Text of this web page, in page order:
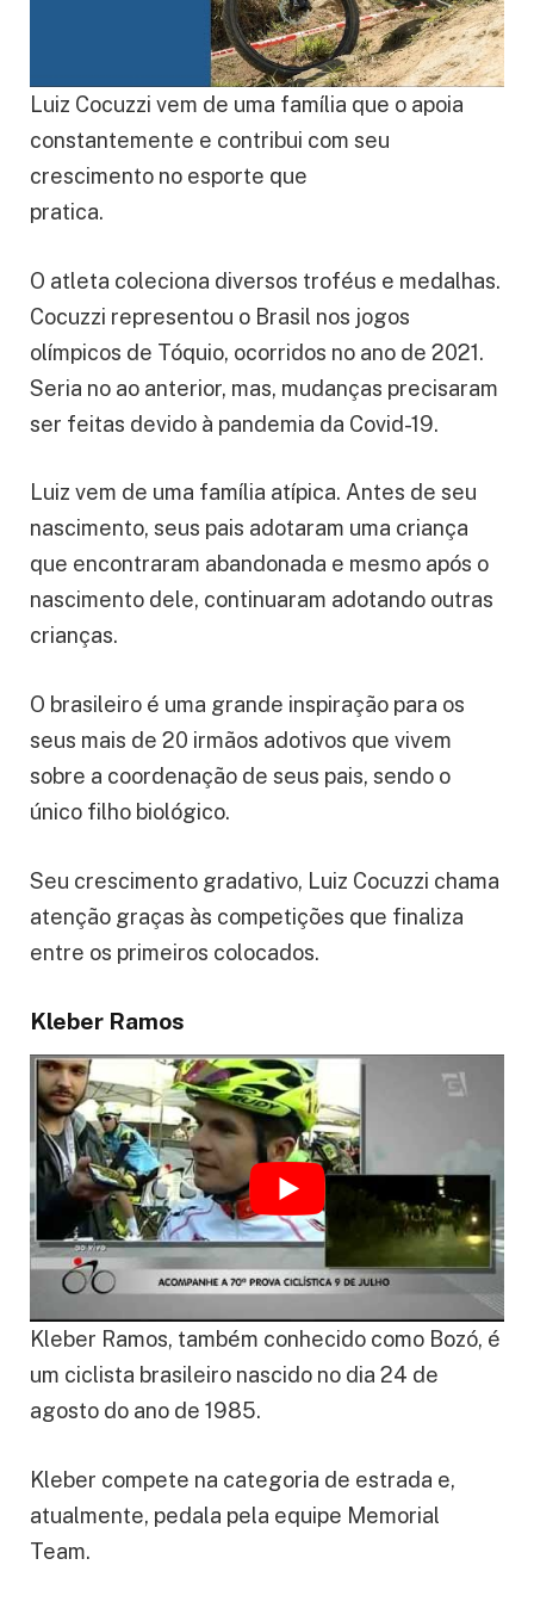
Luiz Cocuzzi vem de uma família que o apoia
constantemente e contribui com seu
crescimento no esporte que
pratica.
O atleta coleciona diversos troféus e medalhas.
Cocuzzi representou o Brasil nos jogos
olímpicos de Tóquio, ocorridos no ano de 2021.
Seria no ao anterior, mas, mudanças precisaram
ser feitas devido à pandemia da Covid-19.
Luiz vem de uma família atípica. Antes de seu
nascimento, seus pais adotaram uma criança
que encontraram abandonada e mesmo após o
nascimento dele, continuaram adotando outras
crianças.
O brasileiro é uma grande inspiração para os
seus mais de 20 irmãos adotivos que vivem
sobre a coordenação de seus pais, sendo o
único filho biológico.
Seu crescimento gradativo, Luiz Cocuzzi chama
atenção graças às competições que finaliza
entre os primeiros colocados.
Kleber Ramos
Kleber Ramos, também conhecido como Bozó, é
um ciclista brasileiro nascido no dia 24 de
agosto do ano de 1985.
Kleber compete na categoria de estrada e,
atualmente, pedala pela equipe Memorial
Team.